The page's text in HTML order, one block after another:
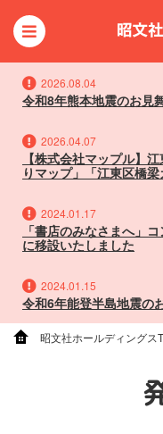
2026.08.04
令和8年熊本地震のお見
2026.04.07
【株式会社マップル】
りマップ」「江東区橋
2024.01.17
「書店のみなさまへ」
に移設いたしました
2024.01.15
令和6年能登半島地震の
昭文社ホールディングス